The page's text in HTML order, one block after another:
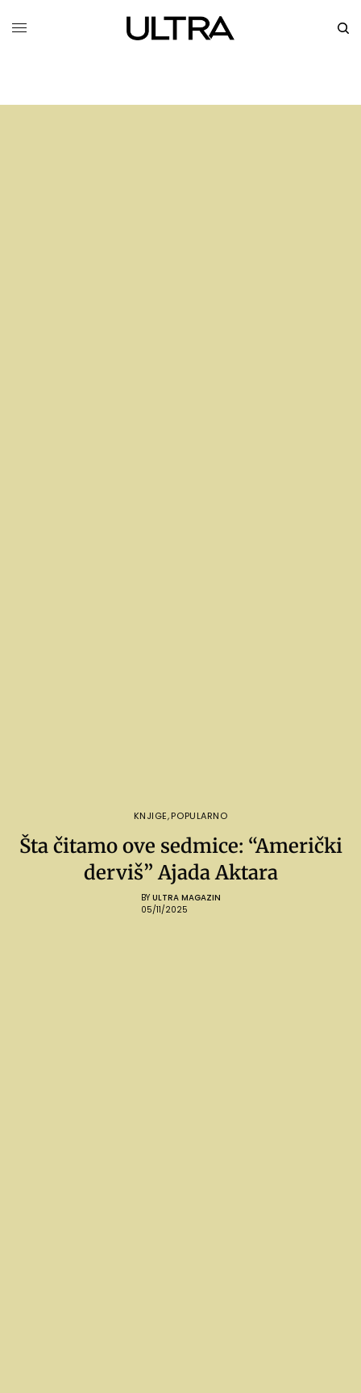
KNJIGE,POPULARNO
Šta čitamo ove sedmice: “Američki
derviš” Ajada Aktara
BY ULTRA MAGAZIN
05/11/2025